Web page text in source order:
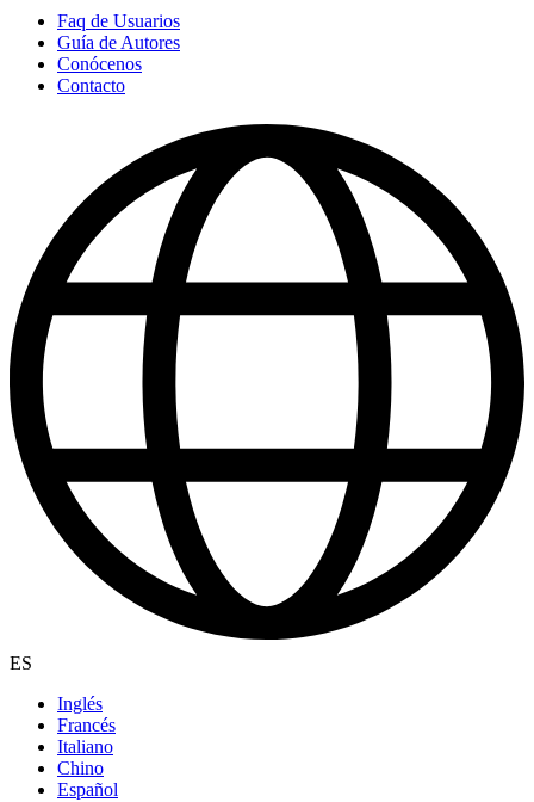
Faq de Usuarios
Guía de Autores
Conócenos
Contacto
ES
Inglés
Francés
Italiano
Chino
Español